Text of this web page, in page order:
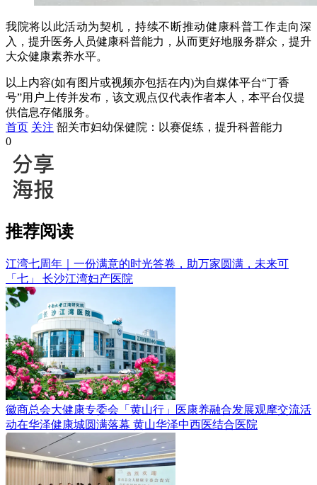
我院将以此活动为契机，持续不断推动健康科普工作走向深
入，提升医务人员健康科普能力，从而更好地服务群众，提升
大众健康素养水平。
以上内容(如有图片或视频亦包括在内)为自媒体平台“丁香
号”用户上传并发布，该文观点仅代表作者本人，本平台仅提
供信息存储服务。
首页 关注 韶关市妇幼保健院：以赛促练，提升科普能力
0
推荐阅读
江湾七周年｜一份满意的时光答卷，助万家圆满，未来可
「七」 长沙江湾妇产医院
徽商总会大健康专委会「黄山行」医康养融合发展观摩交流活
动在华泽健康城圆满落幕 黄山华泽中西医结合医院